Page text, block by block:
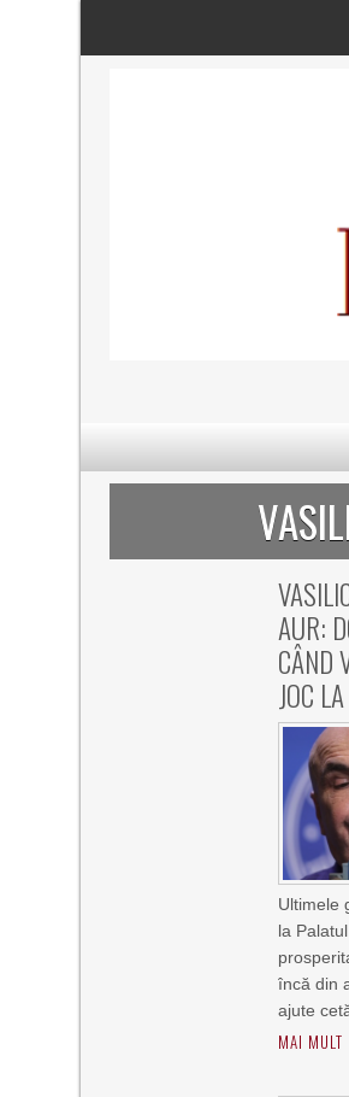
AUR:
CÂND
JOC
Ultimele
la
încă din
ajute
MAI MULT